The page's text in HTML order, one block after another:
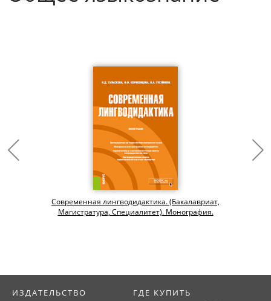
Современная лингводидактика. (Бакалавриат,
Магистратура, Специалитет). Монография.
ИЗДАТЕЛЬСТВО ГДЕ КУПИТЬ